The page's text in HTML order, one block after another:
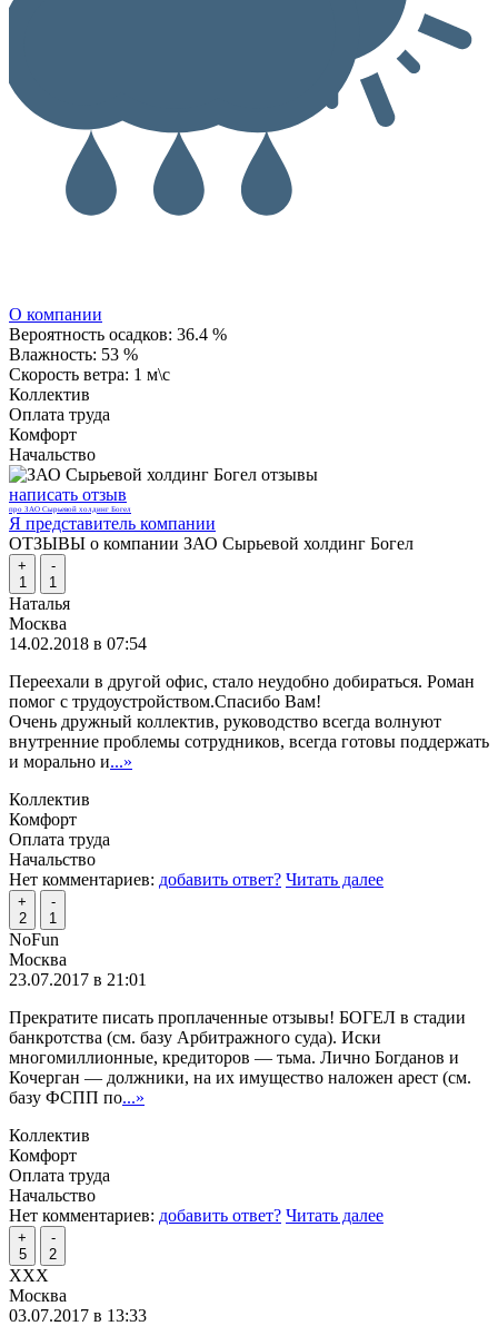
О компании
Вероятность осадков: 36.4 %
Влажность: 53 %
Скорость ветра: 1 м\с
Коллектив
Оплата труда
Комфорт
Начальство
написать отзыв
про ЗАО Сырьевой холдинг Богел
Я представитель компании
ОТЗЫВЫ о компании ЗАО Сырьевой холдинг Богел
+
1
-
1
Наталья
Москва
14.02.2018 в 07:54
Переехали в другой офис, стало неудобно добираться. Роман
помог с трудоустройством.Спасибо Вам!
Очень дружный коллектив, руководство всегда волнуют
внутренние проблемы сотрудников, всегда готовы поддержать
и морально и...»
Коллектив
Комфорт
Оплата труда
Начальство
Нет комментариев: добавить ответ? Читать далее
+
2
-
1
NoFun
Москва
23.07.2017 в 21:01
Прекратите писать проплаченные отзывы! БОГЕЛ в стадии
банкротства (см. базу Арбитражного суда). Иски
многомиллионные, кредиторов — тьма. Лично Богданов и
Кочерган — должники, на их имущество наложен арест (см.
базу ФСПП по...»
Коллектив
Комфорт
Оплата труда
Начальство
Нет комментариев: добавить ответ? Читать далее
+
5
-
2
ХХХ
Москва
03.07.2017 в 13:33